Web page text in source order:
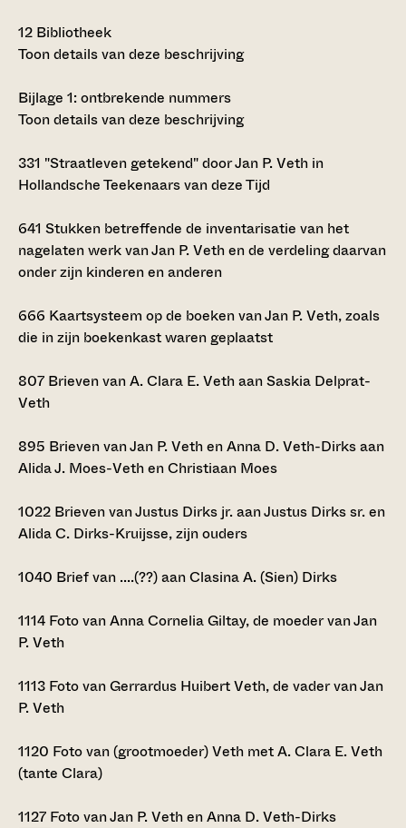
12 Bibliotheek
Toon details van deze beschrijving
Bijlage 1: ontbrekende nummers
Toon details van deze beschrijving
331 "Straatleven getekend" door Jan P. Veth in
Hollandsche Teekenaars van deze Tijd
641 Stukken betreffende de inventarisatie van het
nagelaten werk van Jan P. Veth en de verdeling daarvan
onder zijn kinderen en anderen
666 Kaartsysteem op de boeken van Jan P. Veth, zoals
die in zijn boekenkast waren geplaatst
807 Brieven van A. Clara E. Veth aan Saskia Delprat-
Veth
895 Brieven van Jan P. Veth en Anna D. Veth-Dirks aan
Alida J. Moes-Veth en Christiaan Moes
1022 Brieven van Justus Dirks jr. aan Justus Dirks sr. en
Alida C. Dirks-Kruijsse, zijn ouders
1040 Brief van ....(??) aan Clasina A. (Sien) Dirks
1114 Foto van Anna Cornelia Giltay, de moeder van Jan
P. Veth
1113 Foto van Gerrardus Huibert Veth, de vader van Jan
P. Veth
1120 Foto van (grootmoeder) Veth met A. Clara E. Veth
(tante Clara)
1127 Foto van Jan P. Veth en Anna D. Veth-Dirks